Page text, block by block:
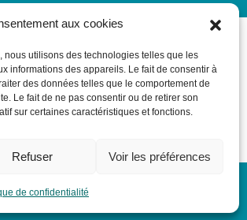
aux cookies
nous utilisons des technologies telles que les
informations des appareils. Le fait de consentir à
des données telles que le comportement de
Le fait de ne pas consentir ou de retirer son
sur certaines caractéristiques et fonctions.
Refuser Voir les préférences
de confidentialité